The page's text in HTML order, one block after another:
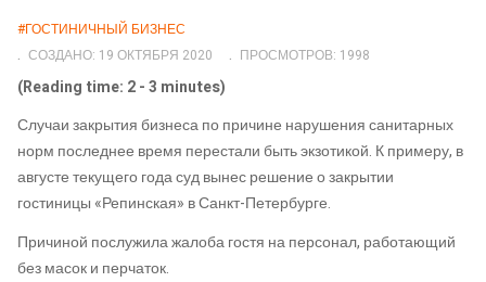
#ГОСТИНИЧНЫЙ БИЗНЕС
СОЗДАНО: 19 ОКТЯБРЯ 2020
ПРОСМОТРОВ: 1998
(Reading time: 2 - 3 minutes)
Случаи закрытия бизнеса по причине нарушения санитарных
норм последнее время перестали быть экзотикой. К примеру, в
августе текущего года суд вынес решение о закрытии
гостиницы «Репинская» в Санкт-Петербурге.
Причиной послужила жалоба гостя на персонал, работающий
без масок и перчаток.